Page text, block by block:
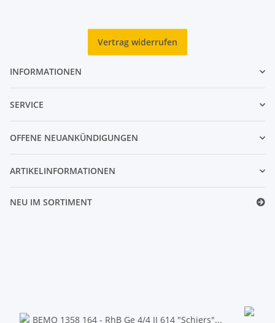
Vertrag widerrufen
INFORMATIONEN
SERVICE
OFFENE NEUANKÜNDIGUNGEN
ARTIKELINFORMATIONEN
NEU IM SORTIMENT